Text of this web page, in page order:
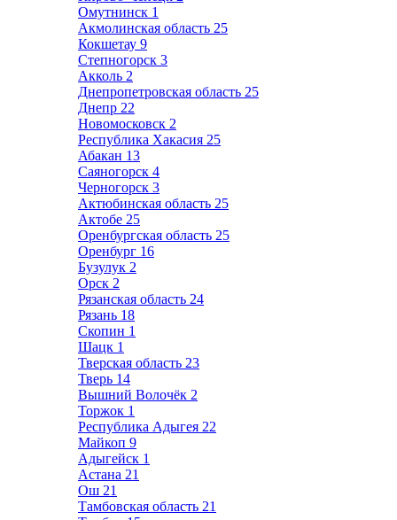
Омутнинск 1
Акмолинская область 25
Кокшетау 9
Степногорск 3
Акколь 2
Днепропетровская область 25
Днепр 22
Новомосковск 2
Республика Хакасия 25
Абакан 13
Саяногорск 4
Черногорск 3
Актюбинская область 25
Актобе 25
Оренбургская область 25
Оренбург 16
Бузулук 2
Орск 2
Рязанская область 24
Рязань 18
Скопин 1
Шацк 1
Тверская область 23
Тверь 14
Вышний Волочёк 2
Торжок 1
Республика Адыгея 22
Майкоп 9
Адыгейск 1
Астана 21
Ош 21
Тамбовская область 21